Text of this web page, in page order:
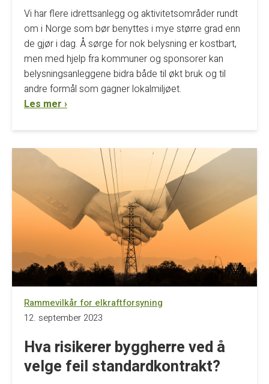
Vi har flere idrettsanlegg og aktivitetsområder rundt
om i Norge som bør benyttes i mye større grad enn
de gjør i dag. Å sørge for nok belysning er kostbart,
men med hjelp fra kommuner og sponsorer kan
belysningsanleggene bidra både til økt bruk og til
andre formål som gagner lokalmiljøet.
Les mer ›
Rammevilkår for elkraftforsyning
12. september 2023
Hva risikerer byggherre ved å
velge feil standardkontrakt?